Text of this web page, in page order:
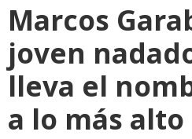
Marcos
joven
lleva el
a lo más alto